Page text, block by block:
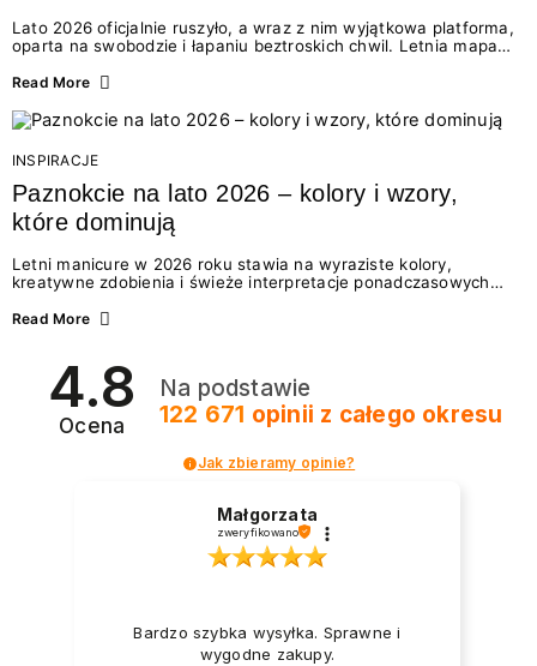
Lato 2026 oficjalnie ruszyło, a wraz z nim wyjątkowa platforma,
oparta na swobodzie i łapaniu beztroskich chwil. Letnia mapa
doświadczenia wakacji – od spontanicznych wyjazdów, przez
Motywem przewodnim jest eksplorowanie i kolekcjonowanie
letnich momentów. Z tej okazji przygotowaliśmy coś absolutnie
wyjątkowego: wielki konkurs z wakacje.pl oraz dawkę
najgorętszych trendów w...
Read More
INSPIRACJE
Paznokcie na lato 2026 – kolory i wzory,
które dominują
Letni manicure w 2026 roku stawia na wyraziste kolory,
kreatywne zdobienia i świeże interpretacje ponadczasowych
zarówno energetycznych odcieni inspirowanych wakacjami, jak
2026? Znajdź inspirację dla swojego manicure!
Read More
4.8
Ocena
Na podstawie
122 671 opinii z całego okresu
Jak zbieramy opinie?
Małgorzata
zweryfikowano
Bardzo szybka wysyłka. Sprawne i
wygodne zakupy.